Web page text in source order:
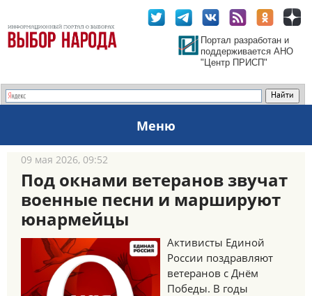
Портал разработан и
поддерживается АНО
"Центр ПРИСП"
Меню
09 мая 2026, 09:52
Под окнами ветеранов звучат
военные песни и маршируют
юнармейцы
Активисты Единой
России поздравляют
ветеранов с Днём
Победы. В годы